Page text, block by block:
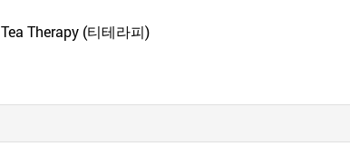
Tea Therapy (티테라피)